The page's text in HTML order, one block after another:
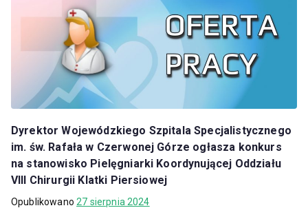
Dyrektor Wojewódzkiego Szpitala Specjalistycznego
im. św. Rafała w Czerwonej Górze ogłasza konkurs
na stanowisko Pielęgniarki Koordynującej Oddziału
VIII Chirurgii Klatki Piersiowej
Opublikowano27 sierpnia 2024